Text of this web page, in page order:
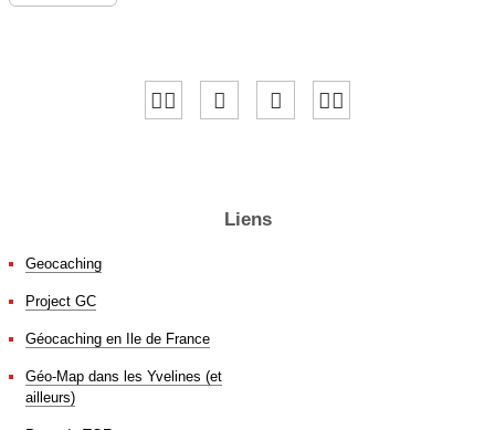
Liens
Geocaching
Project GC
Géocaching en Ile de France
Géo-Map dans les Yvelines (et
ailleurs)